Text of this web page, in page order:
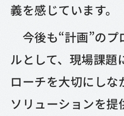
義を感じています。
今後も“計画”のプ
ルとして、現場課題
ローチを大切にしな
ソリューションを提